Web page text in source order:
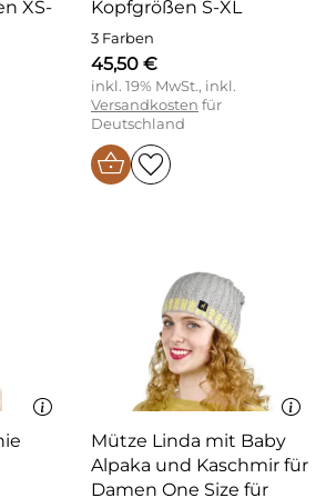
XS-
Kopfgrößen S-XL
3 Farben
45,50 €
inkl. 19% MwSt., inkl.
Versandkosten für
Deutschland
Mütze Linda mit Baby
Alpaka und Kaschmir für
Damen One Size für